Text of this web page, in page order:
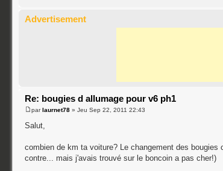
Advertisement
Re: bougies d allumage pour v6 ph1
parlaurnet78 » Jeu Sep 22, 2011 22:43
Salut,
combien de km ta voiture? Le changement des
contre... mais j'avais trouvé sur le boncoin a pas cher!)